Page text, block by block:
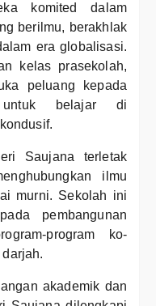
komited dalam
berilmu, berakhlak
era globalisasi.
kelas prasekolah,
peluang kepada
untuk belajar di
Saujana terletak
ilmu
murni. Sekolah ini
pembangunan
program ko-
akademik dan